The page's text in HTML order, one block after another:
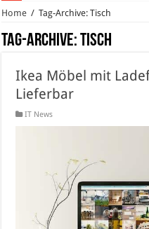
Home / Tag-Archive: Tisch
Tag-Archive:Tisch
Ikea Möbel mit
Lieferbar
IT News